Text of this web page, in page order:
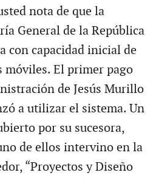
nota de que la
General de la República
con capacidad inicial de
móviles. El primer pago
de Jesús Murillo
a utilizar el sistema. Un
por su sucesora,
de ellos intervino en la
“Proyectos y Diseño